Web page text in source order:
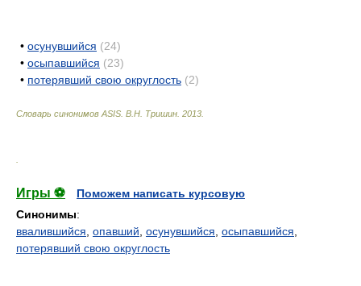
• осунувшийся (24)
• осыпавшийся (23)
• потерявший свою округлость (2)
Словарь синонимов ASIS. В.Н. Тришин 2013
Игры ⚽
Поможем написать курсовую
Синонимы:
ввалившийся опавший осунувшийся осыпавшийся
потерявший свою округлость